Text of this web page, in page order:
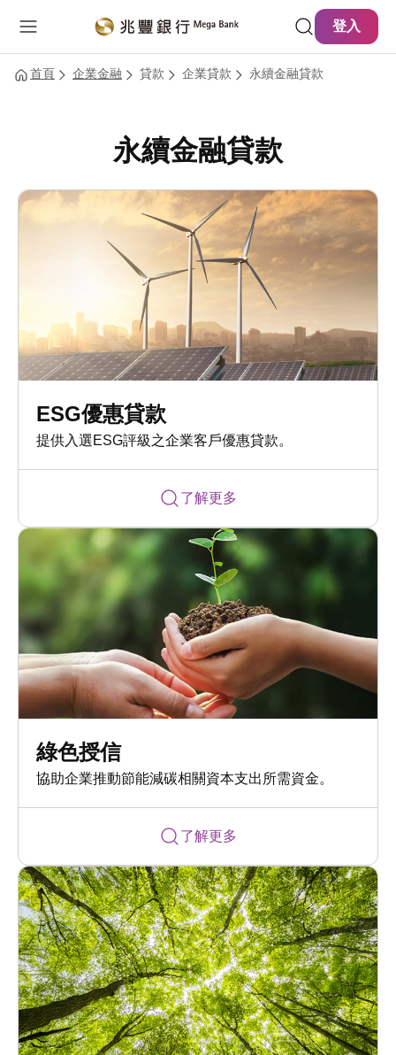
登入
首頁 企業金融 貸款 企業貸款 永續金融貸款
永續金融貸款
ESG優惠貸款
提供入選ESG評級之企業客戶優惠貸款。
了解更多
綠色授信
協助企業推動節能減碳相關資本支出所需資金。
了解更多